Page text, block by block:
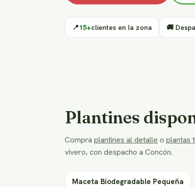
📍15+clientes en la zona 🚚
Plantines
Compra plantines al detalle o plantas
vivero, con despacho a Concón.
Maceta Biodegradable Pequeña